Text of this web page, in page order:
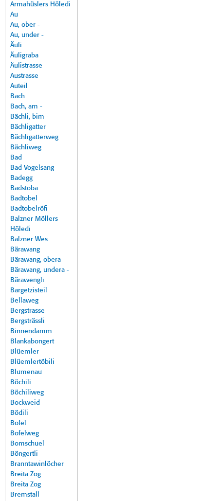
Armahüslers Höledi
Au
Au, ober -
Au, under -
Äuli
Äuligraba
Äulistrasse
Austrasse
Auteil
Bach
Bach, am -
Bächli, bim -
Bächligatter
Bächligatterweg
Bächliweg
Bad
Bad Vogelsang
Badegg
Badstoba
Badtobel
Badtobelröfi
Balzner Möllers
Höledi
Balzner Wes
Bärawang
Bärawang, obera -
Bärawang, undera -
Bärawengli
Bargetzisteil
Bellaweg
Bergstrasse
Bergsträssli
Binnendamm
Blankabongert
Blüemler
Blüemlertöbili
Blumenau
Böchili
Böchiliweg
Bockweid
Bödili
Bofel
Bofelweg
Bomschuel
Böngertli
Branntawinlöcher
Breita Zog
Breita Zog
Bremstall